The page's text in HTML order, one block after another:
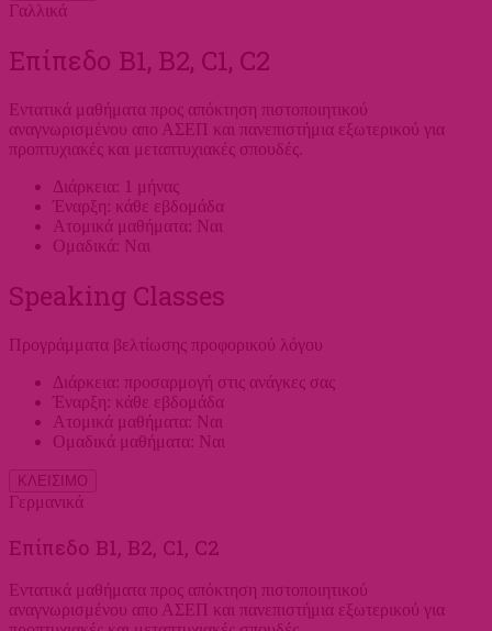
Γαλλικά
Επίπεδο Β1, Β2, C1, C2
Εντατικά μαθήματα προς απόκτηση πιστοποιητικού
αναγνωρισμένου απο ΑΣΕΠ και πανεπιστήμια εξωτερικού για
προπτυχιακές και μεταπτυχιακές σπουδές.
Διάρκεια: 1 μήνας
Έναρξη: κάθε εβδομάδα
Ατομικά μαθήματα: Ναι
Ομαδικά: Ναι
Speaking Classes
Προγράμματα βελτίωσης προφορικού λόγου
Διάρκεια: προσαρμογή στις ανάγκες σας
Έναρξη: κάθε εβδομάδα
Ατομικά μαθήματα: Ναι
Ομαδικά μαθήματα: Ναι
ΚΛΕΙΣΙΜΟ
Γερμανικά
Επίπεδο Β1, Β2, C1, C2
Εντατικά μαθήματα προς απόκτηση πιστοποιητικού
αναγνωρισμένου απο ΑΣΕΠ και πανεπιστήμια εξωτερικού για